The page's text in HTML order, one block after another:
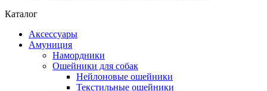
Каталог
Аксессуары
Амуниция
Намордники
Ошейники для собак
Нейлоновые ошейники
Текстильные ошейники